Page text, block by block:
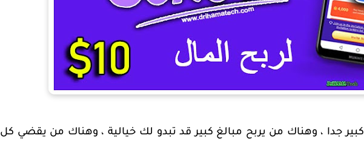
كبير جدا ، وهناك من يربح مبالغ كبير قد تبدو لك خيالية ، وهناك من يقضي كل